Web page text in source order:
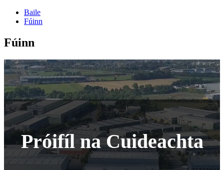
Baile
Fúinn
Fúinn
Próifíl na Cuideachta